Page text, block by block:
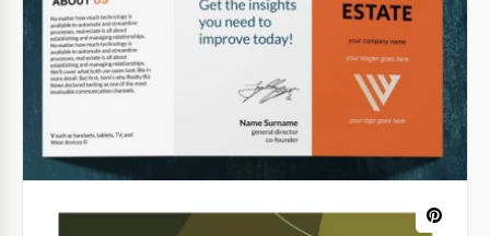
Nosso inteligente folheto de viagem pode ser usado
para promover uma agência de turismo ou serviços
de guia de forma eficiente.